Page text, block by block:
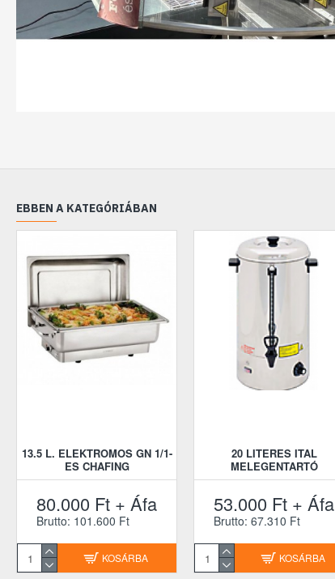
EBBEN A KATEGÓRIÁBAN
13.5 L. ELEKTROMOS GN 1/1-
ES CHAFING
80.000 Ft + Áfa
Brutto: 101.600 Ft
KOSÁRBA
20 LITERES ITAL
MELEGENTARTÓ
53.000 Ft + Áfa
Brutto: 67.310 Ft
KOSÁRBA